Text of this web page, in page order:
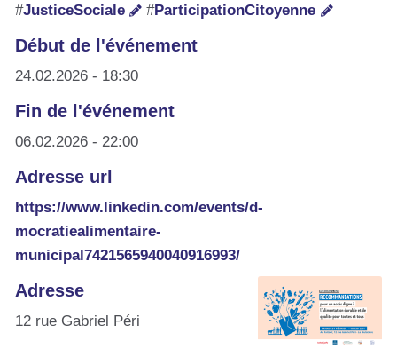
#JusticeSociale #ParticipationCitoyenne
Début de l'événement
24.02.2026 - 18:30
Fin de l'événement
06.02.2026 - 22:00
Adresse url
https://www.linkedin.com/events/d-
mocratiealimentaire-
municipal7421565940040916993/
Adresse
12 rue Gabriel Péri